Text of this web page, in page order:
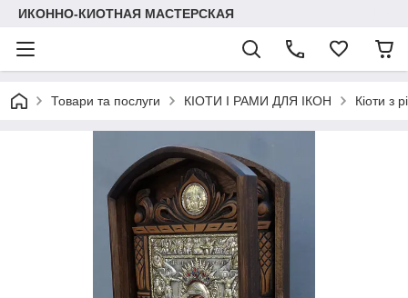
ИКОННО-КИОТНАЯ МАСТЕРСКАЯ
Товари та послуги КІОТИ І РАМИ ДЛЯ ІКОН Кіоти з